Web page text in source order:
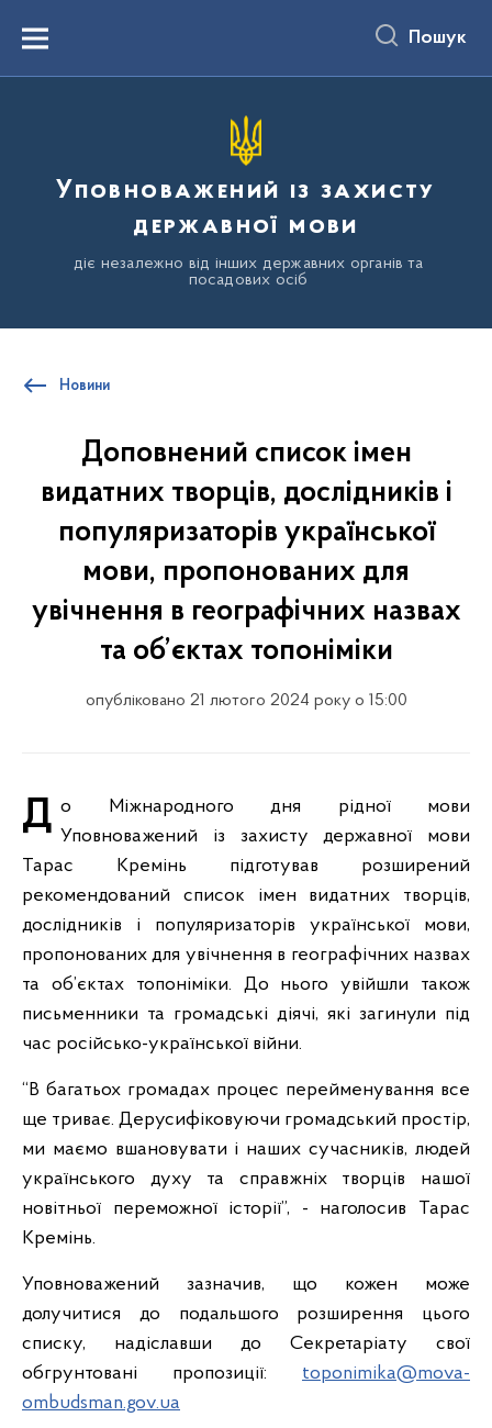
вмістуMenu Пошук
Уповноважений із захисту
державної мови
діє незалежно від інших державних органів та
посадових осіб
Новини
Доповнений список імен
видатних творців, дослідників і
популяризаторів української
мови, пропонованих для
увічнення в географічних назвах
та об’єктах топоніміки
опубліковано 21 лютого 2024 року о 15:00
До Міжнародного дня рідної мови Уповноважений із захисту державної мови
Тарас Кремінь підготував розширений
рекомендований список імен видатних творців,
дослідників і популяризаторів української мови,
пропонованих для увічнення в географічних назвах
та об’єктах топоніміки. До нього увійшли також
письменники та громадські діячі, які загинули під
час російсько-української війни.
“В багатьох громадах процес перейменування все
ще триває. Дерусифіковуючи громадський простір,
ми маємо вшановувати і наших сучасників, людей
українського духу та справжніх творців нашої
новітньої переможної історії”, - наголосив Тарас
Кремінь.
Уповноважений зазначив, що кожен може
долучитися до подальшого розширення цього
списку, надіславши до Секретаріату свої
обгрунтовані пропозиції: toponimika@mova-
ombudsman.gov.ua